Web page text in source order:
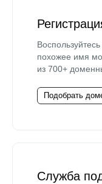
похожее имя
из 700+
Подобрать
Служба